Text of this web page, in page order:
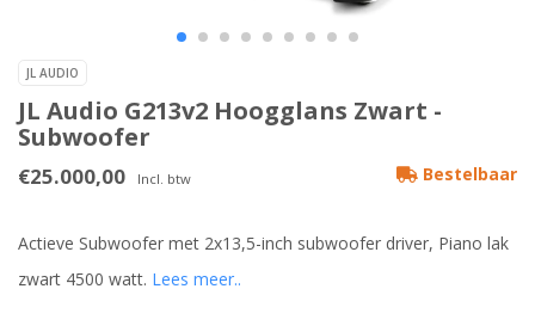
JL AUDIO
JL Audio G213v2 Hoogglans Zwart -
Subwoofer
€25.000,00 Incl. btw Bestelbaar
Actieve Subwoofer met 2x13,5-inch subwoofer driver, Piano lak
zwart 4500 watt. Lees meer..